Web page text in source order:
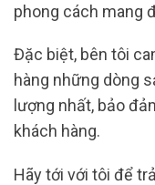
phong cách mang
Đặc biệt, bên tôi
hàng những dòng
lượng nhất, bảo
khách hàng.
Hãy tới với tôi để